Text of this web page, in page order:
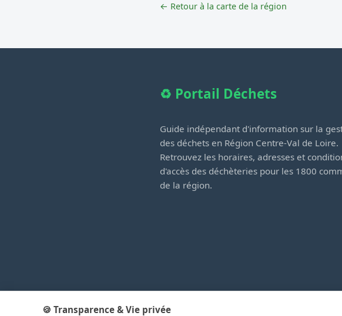
← Retour à la carte de la région
♻️ Portail Déchets
Guide indépendant d'information sur la
des déchets en Région Centre-Val de Loire.
Retrouvez les horaires, adresses et
d'accès des déchèteries pour les 1800
de la région.
🍪 Transparence & Vie privée